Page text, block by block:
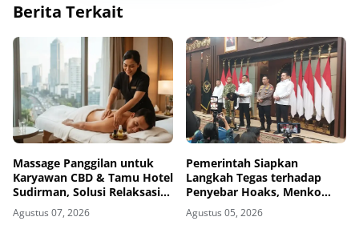
Berita Terkait
Massage Panggilan untuk
Karyawan CBD & Tamu Hotel
Sudirman, Solusi Relaksasi
Praktis di Tengah Kesibukan
Agustus 07, 2026
Pemerintah Siapkan
Langkah Tegas terhadap
Penyebar Hoaks, Menko
Polkam Beri Peringatan
Keras
Agustus 05, 2026